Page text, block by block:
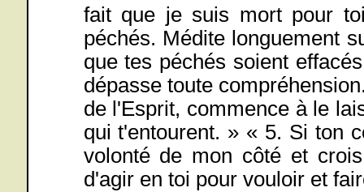
fait que je suis mort pour
péchés. Médite longuement
que tes péchés soient
dépasse toute
de l'Esprit, commence à le
qui t'entourent. » « 5. Si ton
volonté de mon côté et
d'agir en toi pour vouloir et